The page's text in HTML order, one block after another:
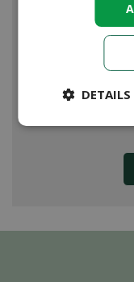
DETAILS